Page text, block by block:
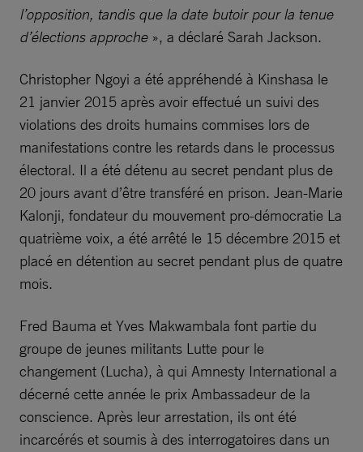
l’opposition, tandis que la date butoir pour la tenue
d’élections approche», a déclaré Sarah Jackson.
Christopher Ngoyi a été appréhendé à Kinshasa le
21 janvier 2015 après avoir effectué un suivi des
violations des droits humains commises lors de
manifestations contre les retards dans le processus
électoral. Il a été détenu au secret pendant plus de
20 jours avant d’être transféré en prison. Jean-Marie
Kalonji, fondateur du mouvement pro-démocratie La
quatrième voix, a été arrêté le 15 décembre 2015 et
placé en détention au secret pendant plus de quatre
mois.
Fred Bauma et Yves Makwambala font partie du
groupe de jeunes militants Lutte pour le
changement (Lucha), à qui Amnesty International a
décerné cette année le prix Ambassadeur de la
conscience. Après leur arrestation, ils ont été
incarcérés et soumis à des interrogatoires dans un